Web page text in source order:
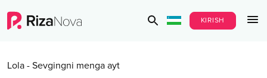
KIRISH
Lola - Sevgingni menga ayt